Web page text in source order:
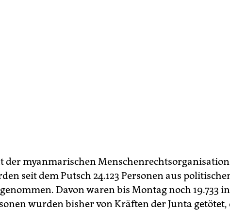
der myanmarischen Menschenrechtsorganisation
seit dem Putsch 24.123 Personen aus
Davon waren bis Montag noch 19.733
wurden bisher von Kräften der Junta getötet,